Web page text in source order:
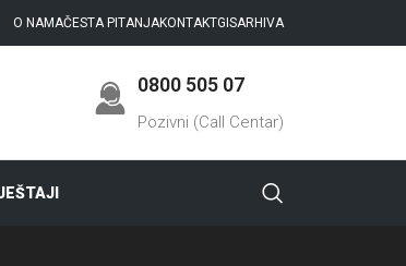
O NAMAČESTA PITANJAKONTAKTGISARHIVA
0800 505 07
Pozivni (Call Centar)